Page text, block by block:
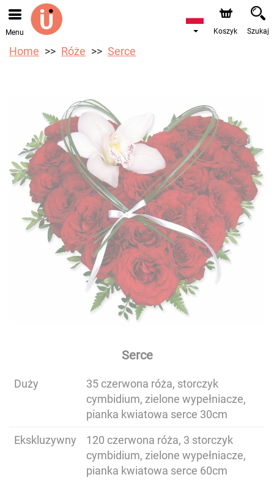
Przyjmujemy zamówienia za pośrednictwem naszego
sklepu internetowego. Najbliższy możliwy termin dostawy
to 10.08.2026 z powodu urlopu.
Menu Koszyk Szukaj
Home Róże Serce
Serce
Duży
35 czerwona róża, storczyk
cymbidium, zielone wypełniacze,
pianka kwiatowa serce 30cm
Ekskluzywny
120 czerwona róża, 3 storczyk
cymbidium, zielone wypełniacze,
pianka kwiatowa serce 60cm